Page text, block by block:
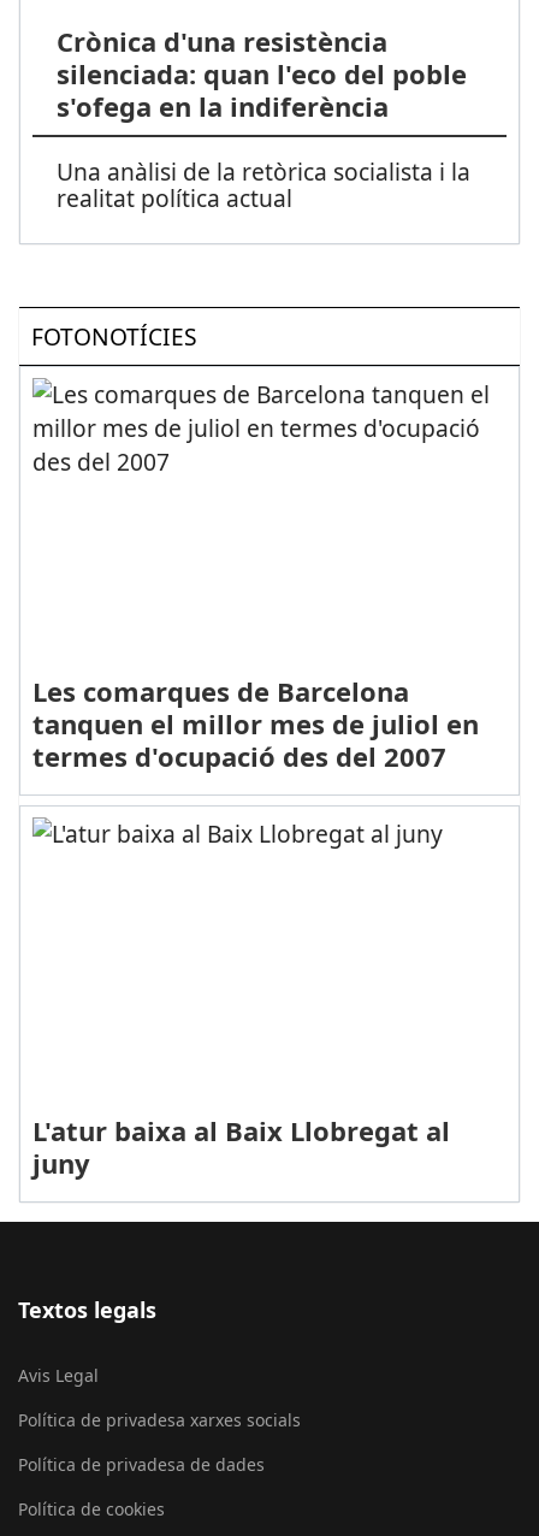
Crònica d'una resistència
silenciada: quan l'eco del poble
s'ofega en la indiferència
Una anàlisi de la retòrica socialista i la
realitat política actual
FOTONOTÍCIES
Les comarques de Barcelona
tanquen el millor mes de juliol en
termes d'ocupació des del 2007
L'atur baixa al Baix Llobregat al
juny
Textos legals
Avis Legal
Política de privadesa xarxes socials
Política de privadesa de dades
Política de cookies